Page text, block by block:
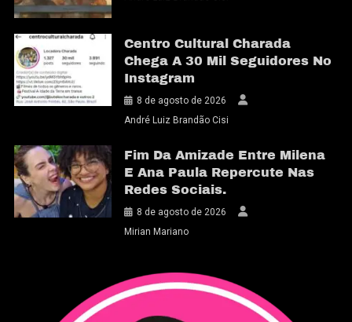
Centro Cultural Charada
Chega A 30 Mil Seguidores No
Instagram
8 de agosto de 2026
André Luiz Brandão Cisi
Fim Da Amizade Entre Milena
E Ana Paula Repercute Nas
Redes Sociais.
8 de agosto de 2026
Mirian Mariano